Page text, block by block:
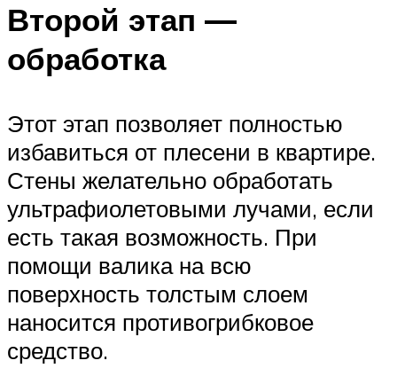
Второй этап —
обработка
Этот этап позволяет полностью
избавиться от плесени в квартире.
Стены желательно обработать
ультрафиолетовыми лучами, если
есть такая возможность. При
помощи валика на всю
поверхность толстым слоем
наносится противогрибковое
средство.